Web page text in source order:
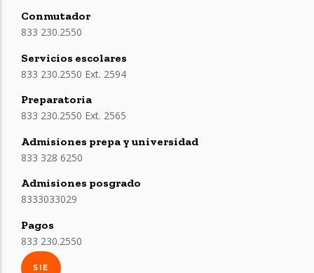
Conmutador
833 230.2550
Servicios escolares
833 230.2550 Ext. 2594
Preparatoria
833 230.2550 Ext. 2565
Admisiones prepa y universidad
833 328 6250
Admisiones posgrado
8333033029
Pagos
833 230.2550
SIE